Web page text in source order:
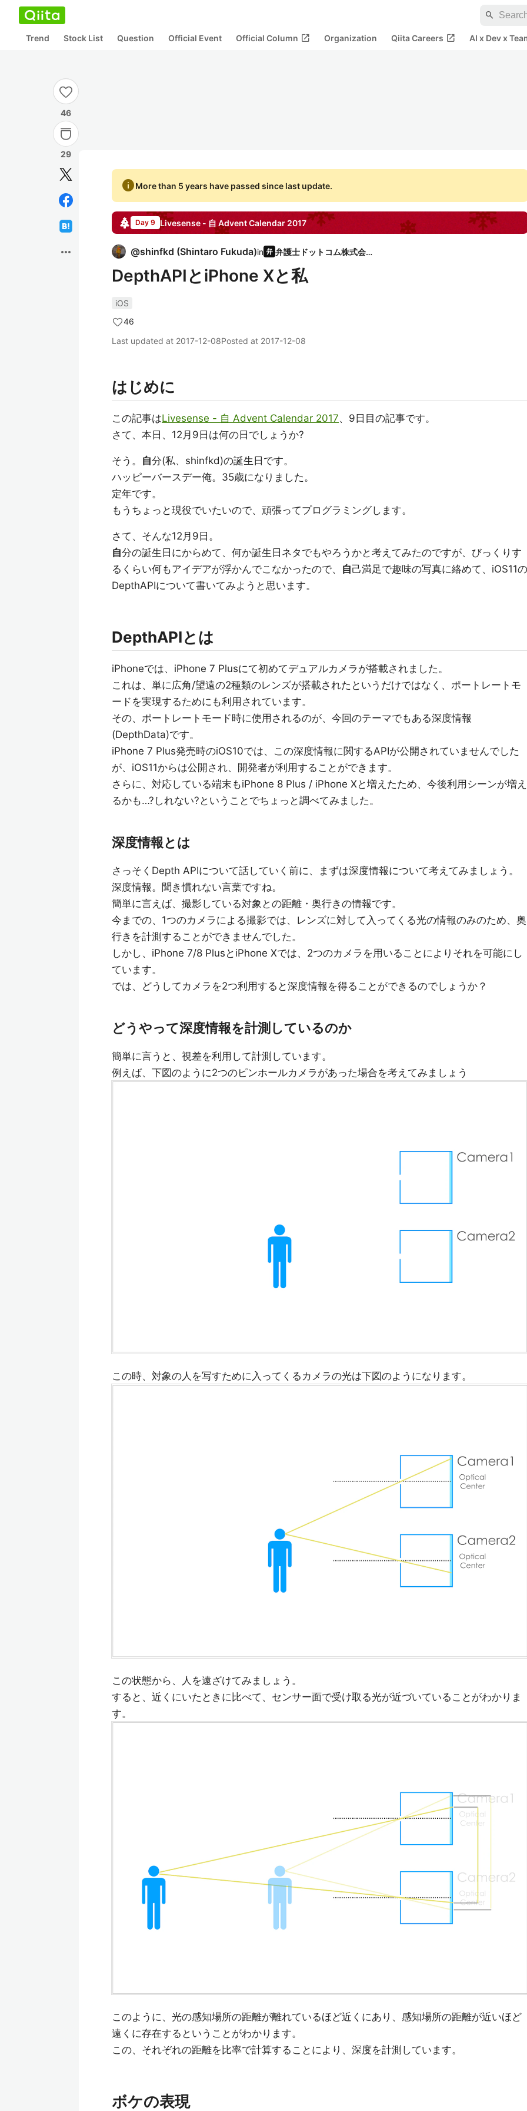
search
Trend Stock List Question Official Event Official Column open_in_new Organization Qiita Careers open_in_new AI x Dev x
46
29
more_horiz
infoMore than 5 years have passed since last update.
Day 9 Livesense - 自 Advent Calendar 2017
@shinfkd (Shintaro Fukuda)in 弁護士ドットコム株式会社
DepthAPIとiPhone Xと私
iOS
46
Last updated at 2017-12-08Posted at 2017-12-08
はじめに
この記事はLivesense - 自 Advent Calendar 2017、9日目の記事です。
さて、本日、12月9日は何の日でしょうか?
そう。 自分(私、shinfkd)の誕生日です。
ハッピーバースデー俺。35歳になりました。
定年です。
もうちょっと現役でいたいので、頑張ってプログラミングします。
さて、そんな12月9日。
自分の誕生日にからめて、何か誕生日ネタでもやろうかと考えてみたのですが、びっくりす
るくらい何もアイデアが浮かんでこなかったので、 自己満足で趣味の写真に絡めて、iOS11の
DepthAPIについて書いてみようと思います。
DepthAPIとは
iPhoneでは、iPhone 7 Plusにて初めてデュアルカメラが搭載されました。
これは、単に広角/望遠の2種類のレンズが搭載されたというだけではなく、ポートレートモ
ードを実現するためにも利用されています。
その、ポートレートモード時に使用されるのが、今回のテーマでもある深度情報
(DepthData)です。
iPhone 7 Plus発売時のiOS10では、この深度情報に関するAPIが公開されていませんでした
が、iOS11からは公開され、開発者が利用することができます。
さらに、対応している端末もiPhone 8 Plus / iPhone Xと増えたため、今後利用シーンが増え
るかも…?しれない?ということでちょっと調べてみました。
深度情報とは
さっそくDepth APIについて話していく前に、まずは深度情報について考えてみましょう。
深度情報。聞き慣れない言葉ですね。
簡単に言えば、撮影している対象との距離・奥行きの情報です。
今までの、1つのカメラによる撮影では、レンズに対して入ってくる光の情報のみのため、奥
行きを計測することができませんでした。
しかし、iPhone 7/8 PlusとiPhone Xでは、2つのカメラを用いることによりそれを可能にし
ています。
では、どうしてカメラを2つ利用すると深度情報を得ることができるのでしょうか？
どうやって深度情報を計測しているのか
簡単に言うと、視差を利用して計測しています。
例えば、下図のように2つのピンホールカメラがあった場合を考えてみましょう
この時、対象の人を写すために入ってくるカメラの光は下図のようになります。
この状態から、人を遠ざけてみましょう。
すると、近くにいたときに比べて、センサー面で受け取る光が近づいていることがわかりま
す。
このように、光の感知場所の距離が離れているほど近くにあり、感知場所の距離が近いほど
遠くに存在するということがわかります。
この、それぞれの距離を比率で計算することにより、深度を計測しています。
ボケの表現